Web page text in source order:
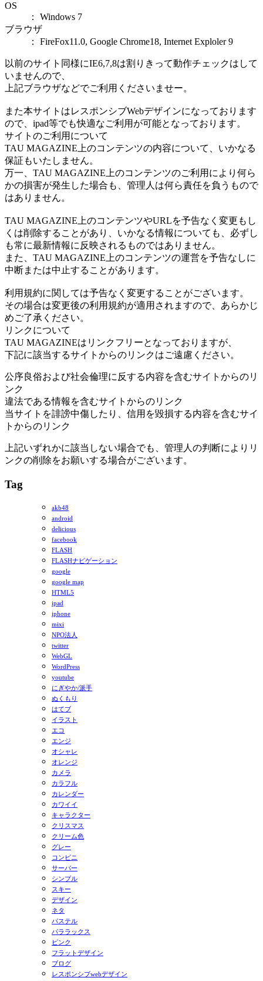
OS
： Windows 7
ブラウザ
： FireFox11.0, Google Chrome18, Internet Exploler 9
以前のサイト同様にIE6,7,8は割りきって動作チェックはして
いませんので、
上記ブラウザなどでご利用くださいませー。
また本サイトはレスポンシブWebデザインになっております
ので、ipad等でも快適なご利用が可能となっております。
サイトのご利用について
TAU MAGAZINE上のコンテンツの内容について、いかなる
保証もいたしません。
万一、TAU MAGAZINE上のコンテンツのご利用により何ら
かの損害が発生した場合も、管理人は何ら責任を負うもので
はありません。
TAU MAGAZINE上のコンテンツやURLを予告なく変更もし
くは削除することがあり、いかなる情報についても、必ずし
も常に最新情報に反映されるものではありません。
また、TAU MAGAZINE上のコンテンツの運営を予告なしに
中断または中止することがあります。
利用規約に関しては予告なく変更することがございます。
その場合は変更後の利用規約が適用されますので、あらかじ
めご了承ください。
リンクについて
TAU MAGAZINEはリンクフリーとなっておりますが、
下記に該当するサイトからのリンクはご遠慮ください。
公序良俗および社会倫理に反する内容を含むサイトからのリ
ンク
違法である情報を含むサイトからのリンク
当サイトを誹謗中傷したり、信用を毀損する内容を含むサイ
トからのリンク
上記いずれかに該当しない場合でも、管理人の判断によりリ
ンクの削除をお願いする場合がございます。
Tag
akb48
android
delicious
facebook
FLASH
FLASHナビゲーション
google
google map
HTML5
ipad
iphone
mixi
NPO法人
twitter
WebGL
WordPress
youtube
にぎやか/派手
ぬくもり
はてブ
イラスト
エコ
エンジ
オシャレ
オレンジ
カメラ
カラフル
カレンダー
カワイイ
キャラクター
クリスマス
クリーム色
グレー
コンビニ
サーバー
シンプル
スキー
デザイン
ネタ
パステル
パララックス
ピンク
フラットデザイン
ブログ
レスポンシブwebデザイン